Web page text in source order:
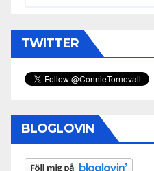
TWITTER
BLOGLOVIN